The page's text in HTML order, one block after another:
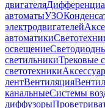
двигателя
автоматыУЗО
электродвигателей
автоматики
освещение
светильникиТрековые
светотехники
лентВентиляция
канальныеСистемы
диффузоры